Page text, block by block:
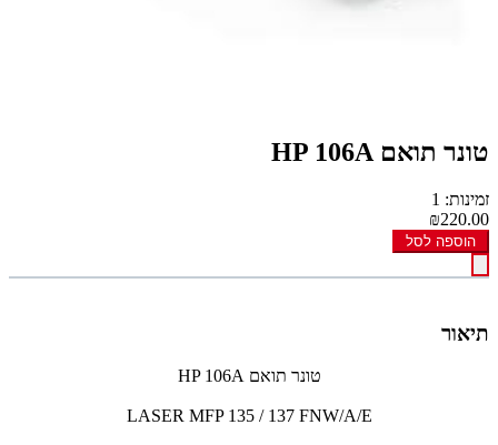
טונר תואם HP 106A
זמינות: 1
₪220.00
הוספה לסל
תיאור
טונר תואם HP 106A
LASER MFP 135 / 137 FNW/A/E